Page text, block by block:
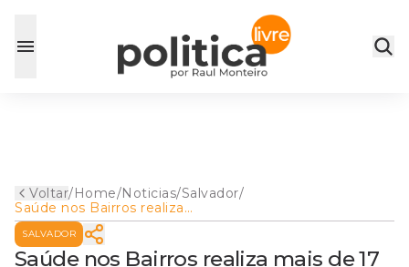
Voltar/Home/Noticias/Salvador/
Saúde nos Bairros realiza
mais de 17 mil
procedimentos gratuitos no
Bosque das Bromélias
SALVADOR
Saúde nos Bairros realiza mais de 17